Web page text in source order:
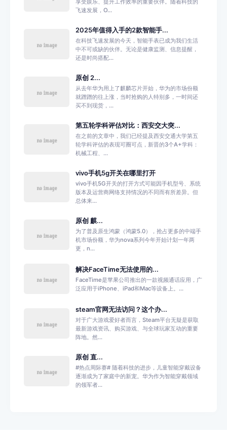
享受娱乐、提升工作效率的重要伙伴。随着科技的
飞速发展，O...
2025年值得入手的2款智能手...
在科技飞速发展的今天，智能手表已成为我们生活
中不可或缺的伙伴。无论是健康监测、信息提醒，
还是时尚搭配...
原创 2...
从去年华为用上了麒麟芯片开始，华为的市场份额
就蹭蹭的往上涨，当时抢购的人特别多，一时间还
买不到现货，...
第五轮学科评估对比：西安交大突...
在之前的文章中，我们已经提及西安交通大学第五
轮学科评估的表现可圈可点，新晋的3个A+学科：
机械工程、...
vivo手机5g开关在哪里打开
vivo手机5G开关的打开方式可能因手机型号、系统
版本及运营商网络支持情况的不同而有所差异。但
总体来...
原创 麒...
为了普及原生鸿蒙（鸿蒙5.0），抢占更多的中端手
机市场份额，华为nova系列今年开始计划一年两
更，n...
解决FaceTime无法使用的...
FaceTime是苹果公司推出的一款视频通话应用，广
泛应用于iPhone、iPad和Mac等设备上。...
steam官网无法访问？这个办...
对于广大游戏爱好者而言，Steam平台无疑是获取
最新游戏资讯、购买游戏、与全球玩家互动的重要
阵地。然...
原创 直...
#热点周际赛# 随着科技的进步，儿童智能穿戴设备
逐渐成为了家庭中的新宠。华为作为智能穿戴领域
的领军者...